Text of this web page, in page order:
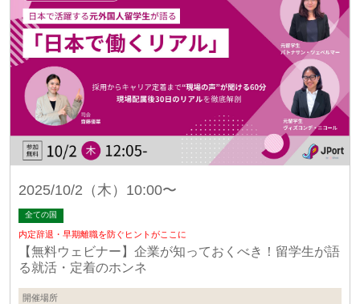
2025/10/2（木）10:00〜
全ての国
内定辞退・早期離職を防ぐヒントがここに
【無料ウェビナー】企業が知っておくべき！留学生が語
る就活・定着のホンネ
開催場所